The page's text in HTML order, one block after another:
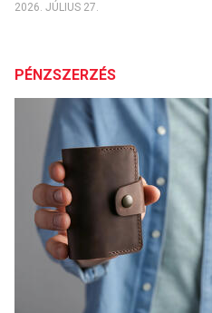
2026. JÚLIUS 27.
PÉNZSZERZÉS